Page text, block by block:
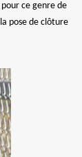
ce genre de
pose de clôture